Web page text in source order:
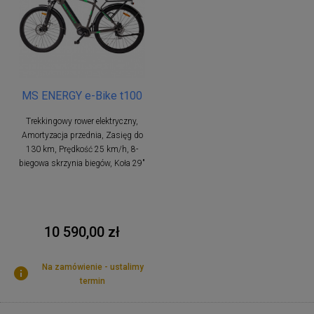
MS ENERGY e-Bike t100
Trekkingowy rower elektryczny,
Amortyzacja przednia, Zasięg do
130 km, Prędkość 25 km/h, 8-
biegowa skrzynia biegów, Koła 29"
10 590,00 zł
Na zamówienie - ustalimy
termin